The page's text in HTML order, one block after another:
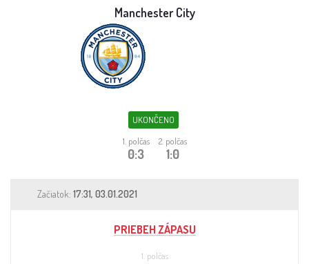
Manchester City
UKONČENO
1. polčas
0:3
2. polčas
1:0
Začiatok: 17:31, 03.01.2021
PRIEBEH ZÁPASU
1. polčas